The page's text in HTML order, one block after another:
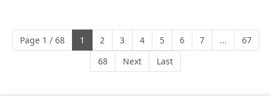
ngành công nghiệp khác nhau. 
Độ nhạy cao: Trang bị đầu dò
InGaAs độ nhạy cao, cung cấp
phản hồi phổ tuyến tính đầy đủ,
đảm bảo độ chính xác và khả
Page 1 / 68 1 2 3 4 5 6 7 ...
67
68
Next Last